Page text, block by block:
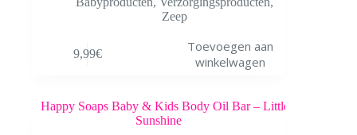
Zeep
9,99€
Toevoegen aan
winkelwagen